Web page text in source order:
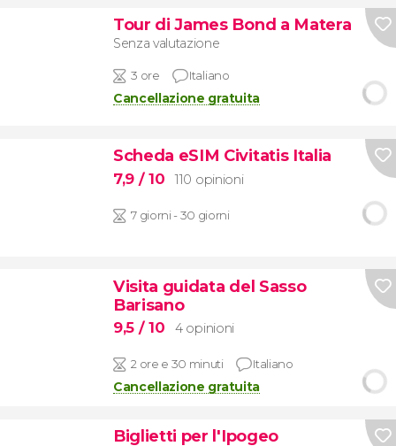
Tour di James Bond a Matera
Senza valutazione
3 ore Italiano
Cancellazione gratuita
Scheda eSIM Civitatis Italia
7,9 / 10 110 opinioni
7 giorni - 30 giorni
Visita guidata del Sasso
Barisano
9,5 / 10 4 opinioni
2 ore e 30 minuti Italiano
Cancellazione gratuita
Biglietti per l'Ipogeo